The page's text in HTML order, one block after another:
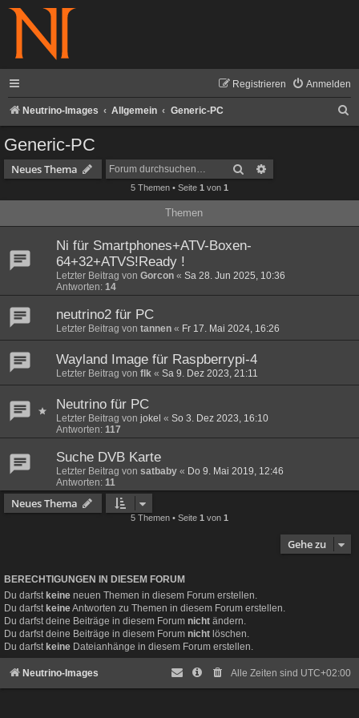
Anmelden
Registrieren
Neutrino-Images Allgemein Generic-PC
Generic-PC
Neues Thema Suche
5 Themen • Seite 1 von 1
Themen
Ni für Smartphones+ATV-Boxen-
64+32+ATVS!Ready !
Letzter Beitrag von Gorcon « Sa 28. Jun 2025, 10:36
Antworten: 14
neutrino2 für PC
Letzter Beitrag von tannen « Fr 17. Mai 2024, 16:26
Wayland Image für Raspberrypi-4
Letzter Beitrag von flk « Sa 9. Dez 2023, 21:11
Neutrino für PC
Letzter Beitrag von jokel « So 3. Dez 2023, 16:10
Antworten: 117
Suche DVB Karte
Letzter Beitrag von satbaby « Do 9. Mai 2019, 12:46
Antworten: 11
Neues Thema
5 Themen • Seite 1 von 1
Gehe zu
BERECHTIGUNGEN IN DIESEM FORUM
Du darfst keine neuen Themen in diesem Forum erstellen.
Du darfst keineAntworten zu Themen in diesem Forum erstellen.
Du darfst deine Beiträge in diesem Forum nicht ändern.
Du darfst deine Beiträge in diesem Forum nicht löschen.
Du darfst keine Dateianhänge in diesem Forum erstellen.
Neutrino-Images Alle Zeiten sind UTC+02:00